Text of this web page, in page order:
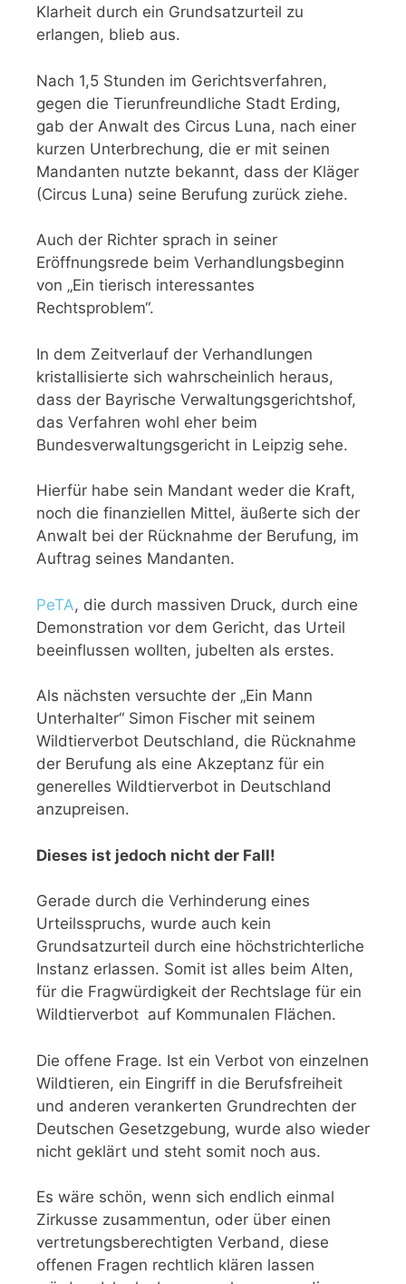
Klarheit durch ein Grundsatzurteil zu
erlangen, blieb aus.
Nach 1,5 Stunden im Gerichtsverfahren,
gegen die Tierunfreundliche Stadt Erding,
gab der Anwalt des Circus Luna, nach einer
kurzen Unterbrechung, die er mit seinen
Mandanten nutzte bekannt, dass der Kläger
(Circus Luna) seine Berufung zurück ziehe.
Auch der Richter sprach in seiner
Eröffnungsrede beim Verhandlungsbeginn
von „Ein tierisch interessantes
Rechtsproblem“.
In dem Zeitverlauf der Verhandlungen
kristallisierte sich wahrscheinlich heraus,
dass der Bayrische Verwaltungsgerichtshof,
das Verfahren wohl eher beim
Bundesverwaltungsgericht in Leipzig sehe.
Hierfür habe sein Mandant weder die Kraft,
noch die finanziellen Mittel, äußerte sich der
Anwalt bei der Rücknahme der Berufung, im
Auftrag seines Mandanten.
PeTA, die durch massiven Druck, durch eine
Demonstration vor dem Gericht, das Urteil
beeinflussen wollten, jubelten als erstes.
Als nächsten versuchte der „Ein Mann
Unterhalter“ Simon Fischer mit seinem
Wildtierverbot Deutschland, die Rücknahme
der Berufung als eine Akzeptanz für ein
generelles Wildtierverbot in Deutschland
anzupreisen.
Dieses ist jedoch nicht der Fall!
Gerade durch die Verhinderung eines
Urteilsspruchs, wurde auch kein
Grundsatzurteil durch eine höchstrichterliche
Instanz erlassen. Somit ist alles beim Alten,
für die Fragwürdigkeit der Rechtslage für ein
Wildtierverbot auf Kommunalen Flächen.
Die offene Frage. Ist ein Verbot von einzelnen
Wildtieren, ein Eingriff in die Berufsfreiheit
und anderen verankerten Grundrechten der
Deutschen Gesetzgebung, wurde also wieder
nicht geklärt und steht somit noch aus.
Es wäre schön, wenn sich endlich einmal
Zirkusse zusammentun, oder über einen
vertretungsberechtigten Verband, diese
offenen Fragen rechtlich klären lassen